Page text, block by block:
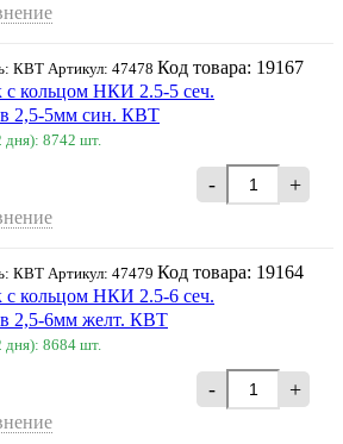
КВТ Артикул: 47478 Код товара: 19167
с кольцом НКИ 2.5-5 сеч.
2,5-5мм син. КВТ
дня): 8742 шт.
- +
КВТ Артикул: 47479 Код товара: 19164
с кольцом НКИ 2.5-6 сеч.
2,5-6мм желт. КВТ
дня): 8684 шт.
- +